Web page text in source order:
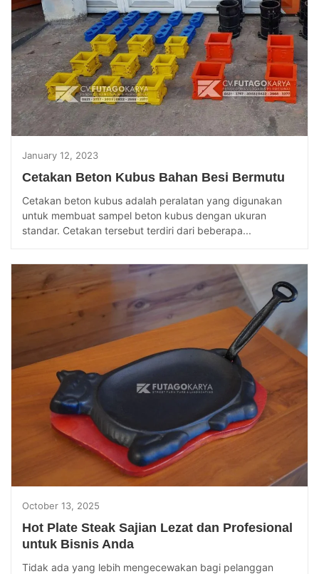
January 12, 2023
Cetakan Beton Kubus Bahan Besi Bermutu
Cetakan beton kubus adalah peralatan yang digunakan
untuk membuat sampel beton kubus dengan ukuran
standar. Cetakan tersebut terdiri dari beberapa...
October 13, 2025
Hot Plate Steak Sajian Lezat dan Profesional
untuk Bisnis Anda
Tidak ada yang lebih mengecewakan bagi pelanggan